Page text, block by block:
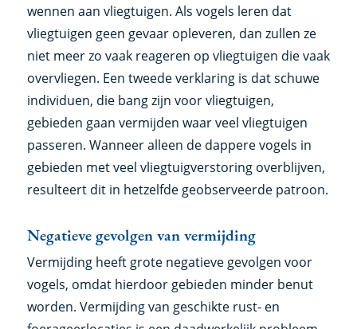
wennen aan vliegtuigen. Als vogels leren dat
vliegtuigen geen gevaar opleveren, dan zullen ze
niet meer zo vaak reageren op vliegtuigen die vaak
overvliegen. Een tweede verklaring is dat schuwe
individuen, die bang zijn voor vliegtuigen,
gebieden gaan vermijden waar veel vliegtuigen
passeren. Wanneer alleen de dappere vogels in
gebieden met veel vliegtuigverstoring overblijven,
resulteert dit in hetzelfde geobserveerde patroon.
Negatieve gevolgen van vermijding
Vermijding heeft grote negatieve gevolgen voor
vogels, omdat hierdoor gebieden minder benut
worden. Vermijding van geschikte rust- en